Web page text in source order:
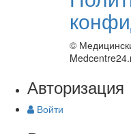
©
Авторизация
Войти